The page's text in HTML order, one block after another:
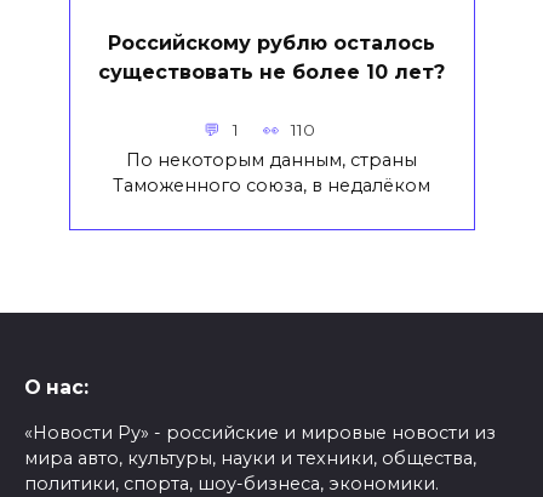
Российскому рублю осталось
существовать не более 10 лет?
1 110
По некоторым данным, страны
Таможенного союза, в недалёком
О нас:
«Новости Ру» - российские и мировые новости из
мира авто, культуры, науки и техники, общества,
политики, спорта, шоу-бизнеса, экономики.